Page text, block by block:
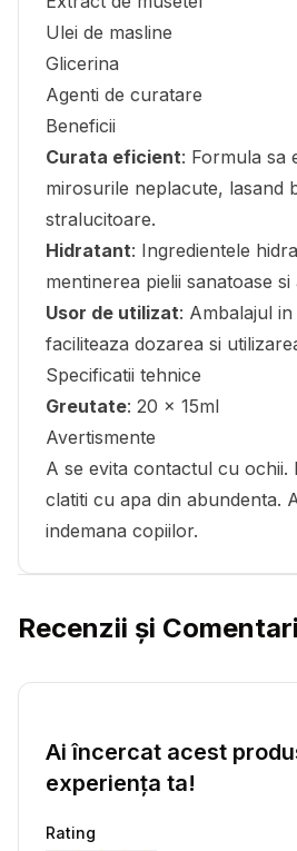
Ulei de masline
Glicerina
Agenti de curatare
Beneficii
Curata eficient: Formula sa
mirosurile neplacute, lasand
stralucitoare.
Hidratant: Ingredientele
mentinerea pielii sanatoase
Usor de utilizat: Ambalajul
faciliteaza dozarea si
Specificatii tehnice
Greutate: 20 x 15ml
Avertismente
A se evita contactul cu ochii.
clatiti cu apa din abundenta.
indemana copiilor.
Recenzii și
Ai încercat acest
experiența ta!
Rating